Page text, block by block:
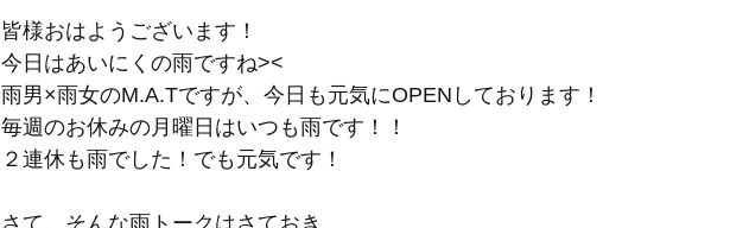
皆様おはようございます！
今日はあいにくの雨ですね><
雨男×雨女のM.A.Tですが、今日も元気にOPENしております！
毎週のお休みの月曜日はいつも雨です！！
２連休も雨でした！でも元気です！
さて、そんな雨トークはさておき、